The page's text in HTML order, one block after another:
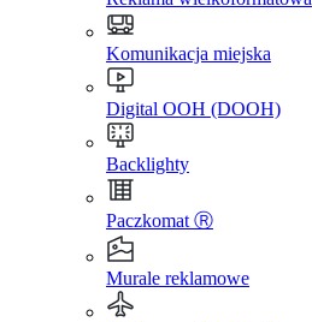
Komunikacja miejska
Digital OOH (DOOH)
Backlighty
Paczkomat Ⓡ
Murale reklamowe